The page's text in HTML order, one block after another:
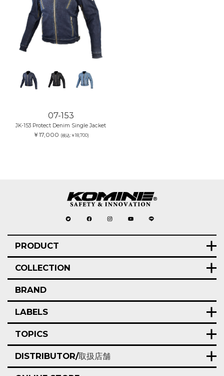
07-153
JK-153 Protect Denim Single Jacket
￥17,000 (税込:￥18,700)
PRODUCT
COLLECTION
BRAND
LABELS
TOPICS
DISTRIBUTOR/取扱店舗